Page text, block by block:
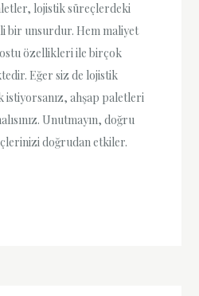
lojistik süreçlerdeki
bir unsurdur. Hem maliyet
özellikleri ile birçok
Eğer siz de lojistik
ahşap paletleri
Unutmayın, doğru
doğrudan etkiler.